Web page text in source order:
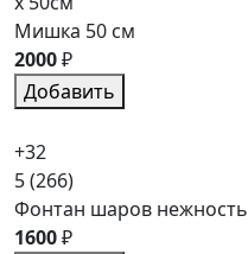
Мишка 50 см
2000₽
Добавить
+32
5(266)
Фонтан шаров нежность
1600₽